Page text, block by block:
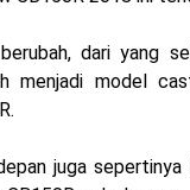
Kawasaki Ninja ZX-
& Yard Built 2023
dari yang
menjadi model
juga